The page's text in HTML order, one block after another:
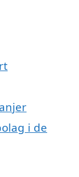
i de